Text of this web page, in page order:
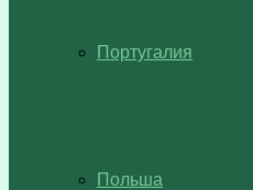
Португалия
Польша